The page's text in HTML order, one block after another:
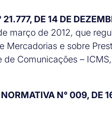
DE 14 DE
março de 2012, que
Mercadorias e sobre
Comunicações –
N° 009, DE